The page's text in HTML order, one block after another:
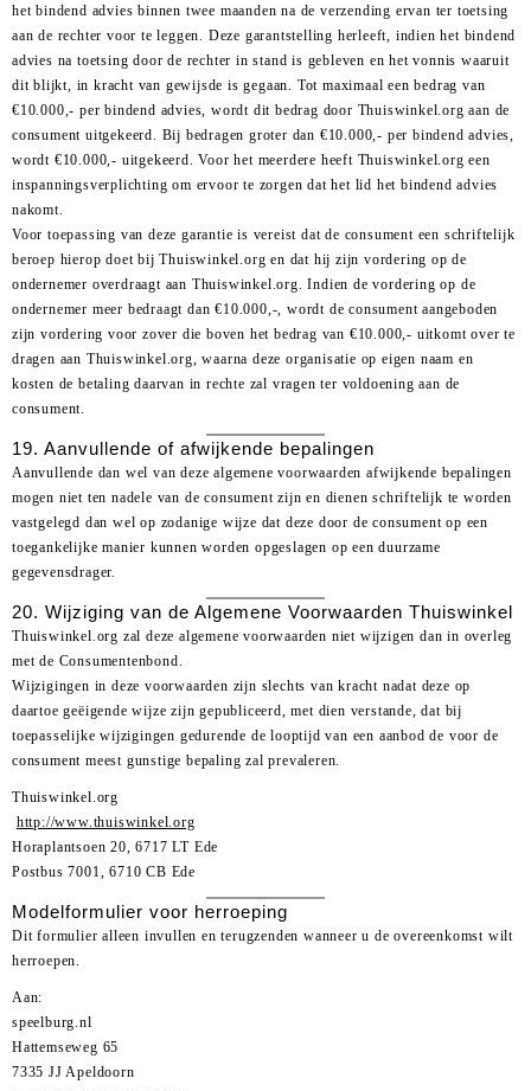
het bindend advies binnen twee maanden na de verzending ervan ter toetsing
aan de rechter voor te leggen. Deze garantstelling herleeft, indien het bindend
advies na toetsing door de rechter in stand is gebleven en het vonnis waaruit
dit blijkt, in kracht van gewijsde is gegaan. Tot maximaal een bedrag van
€10.000,- per bindend advies, wordt dit bedrag door Thuiswinkel.org aan de
consument uitgekeerd. Bij bedragen groter dan €10.000,- per bindend advies,
wordt €10.000,- uitgekeerd. Voor het meerdere heeft Thuiswinkel.org een
inspanningsverplichting om ervoor te zorgen dat het lid het bindend advies
nakomt.
Voor toepassing van deze garantie is vereist dat de consument een schriftelijk
beroep hierop doet bij Thuiswinkel.org en dat hij zijn vordering op de
ondernemer overdraagt aan Thuiswinkel.org. Indien de vordering op de
ondernemer meer bedraagt dan €10.000,-, wordt de consument aangeboden
zijn vordering voor zover die boven het bedrag van €10.000,- uitkomt over te
dragen aan Thuiswinkel.org, waarna deze organisatie op eigen naam en
kosten de betaling daarvan in rechte zal vragen ter voldoening aan de
consument.
19. Aanvullende of afwijkende bepalingen
Aanvullende dan wel van deze algemene voorwaarden afwijkende bepalingen
mogen niet ten nadele van de consument zijn en dienen schriftelijk te worden
vastgelegd dan wel op zodanige wijze dat deze door de consument op een
toegankelijke manier kunnen worden opgeslagen op een duurzame
gegevensdrager.
20. Wijziging van de Algemene Voorwaarden Thuiswinkel
Thuiswinkel.org zal deze algemene voorwaarden niet wijzigen dan in overleg
met de Consumentenbond.
Wijzigingen in deze voorwaarden zijn slechts van kracht nadat deze op
daartoe geëigende wijze zijn gepubliceerd, met dien verstande, dat bij
toepasselijke wijzigingen gedurende de looptijd van een aanbod de voor de
consument meest gunstige bepaling zal prevaleren.
Thuiswinkel.org
http://www.thuiswinkel.org
Horaplantsoen 20, 6717 LT Ede
Postbus 7001, 6710 CB Ede
Modelformulier voor herroeping
Dit formulier alleen invullen en terugzenden wanneer u de overeenkomst wilt
herroepen.
Aan:
speelburg.nl
Hattemseweg 65
7335 JJ Apeldoorn